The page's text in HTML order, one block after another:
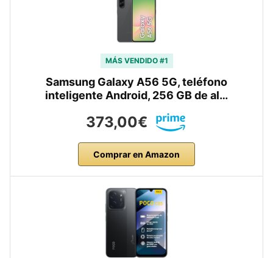
MÁS VENDIDO #1
Samsung Galaxy A56 5G, teléfono
inteligente Android, 256 GB de al…
373,00€
Comprar en Amazon